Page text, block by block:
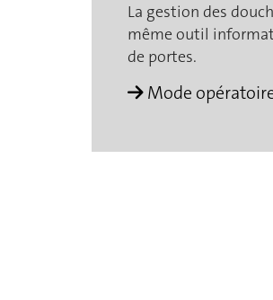
La gestion des
même outil
de portes.
Mode